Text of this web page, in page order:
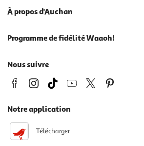
À propos d'Auchan
Programme de fidélité Waaoh!
Nous suivre
Notre application
Télécharger